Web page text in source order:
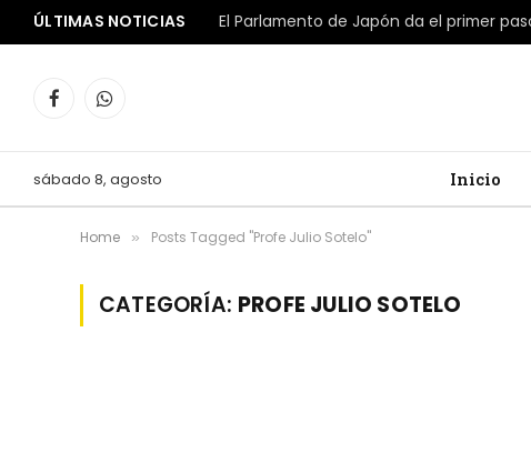
ÚLTIMAS NOTICIAS
FacebookWhatsApp
sábado 8, agosto Inicio
Home » Posts Tagged "Profe Julio Sotelo"
CATEGORÍA: PROFE JULIO SOTELO